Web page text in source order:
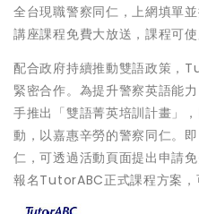
全台現職警察同仁，上網填單
講座課程免費大放送，課程可使
配合政府持續推動雙語政策，
緊密合作。為提升警察英語能
手推出「雙語菁英培訓計畫」
動，以嘉惠辛勞的警察同仁。
仁，可透過活動頁面提出申請
報名TutorABC正式課程方案，